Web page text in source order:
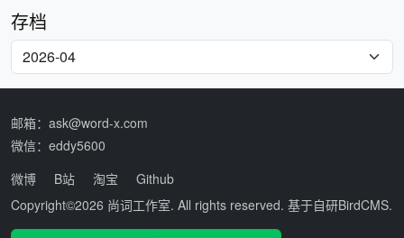
存档
邮箱：ask@word-x.com
微信：eddy5600
微博
B站 淘宝
Github
Copyright©2026 尚词工作室. All rights reserved. 基于自研BirdCMS.